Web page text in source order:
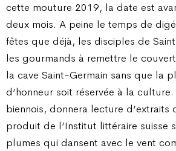
cette mouture 2019, la date est
deux mois. A peine le temps de
fêtes que déjà, les disciples de
les gourmands à remettre le
la cave Saint-Germain sans que la
d’honneur soit réservée à la
biennois, donnera lecture d’extraits
produit de l’Institut littéraire suisse
plumes qui dansent avec le vent